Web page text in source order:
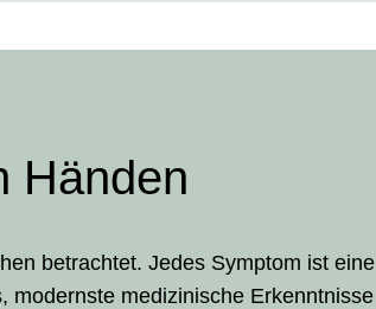
Händen
betrachtet. Jedes Symptom ist eine
modernste medizinische Erkenntnisse